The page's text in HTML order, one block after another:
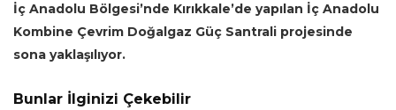
İç Anadolu Bölgesi’nde Kırıkkale’de yapılan İç Anadolu
Kombine Çevrim Doğalgaz Güç Santrali projesinde
sona yaklaşılıyor.
Bunlar İlginizi Çekebilir